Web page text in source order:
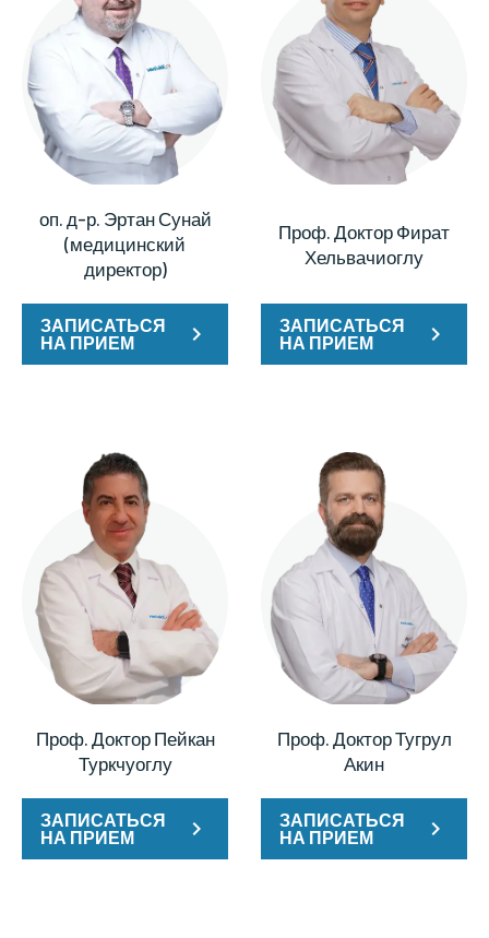
оп. д-р. Эртан Сунай
(медицинский
директор)
ЗАПИСАТЬСЯ
НА ПРИЕМ
Проф. Доктор Фират
Хельвачиоглу
ЗАПИСАТЬСЯ
НА ПРИЕМ
Проф. Доктор Пейкан
Туркчуоглу
ЗАПИСАТЬСЯ
НА ПРИЕМ
Проф. Доктор Тугрул
Акин
ЗАПИСАТЬСЯ
НА ПРИЕМ